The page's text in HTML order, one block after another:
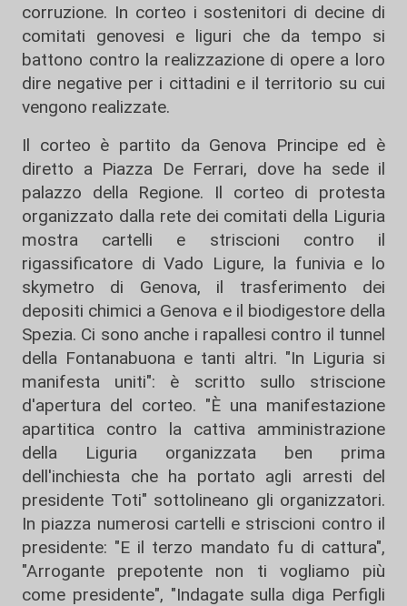
corruzione. In corteo i sostenitori di decine di
comitati genovesi e liguri che da tempo si
battono contro la realizzazione di opere a loro
dire negative per i cittadini e il territorio su cui
vengono realizzate.
Il corteo è partito da Genova Principe ed è
diretto a Piazza De Ferrari, dove ha sede il
palazzo della Regione. Il corteo di protesta
organizzato dalla rete dei comitati della Liguria
mostra cartelli e striscioni contro il
rigassificatore di Vado Ligure, la funivia e lo
skymetro di Genova, il trasferimento dei
depositi chimici a Genova e il biodigestore della
Spezia. Ci sono anche i rapallesi contro il tunnel
della Fontanabuona e tanti altri. "In Liguria si
manifesta uniti": è scritto sullo striscione
d'apertura del corteo. "È una manifestazione
apartitica contro la cattiva amministrazione
della Liguria organizzata ben prima
dell'inchiesta che ha portato agli arresti del
presidente Toti" sottolineano gli organizzatori.
In piazza numerosi cartelli e striscioni contro il
presidente: "E il terzo mandato fu di cattura",
"Arrogante prepotente non ti vogliamo più
come presidente", "Indagate sulla diga Perfigli